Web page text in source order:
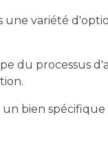
variété
du processus
bien